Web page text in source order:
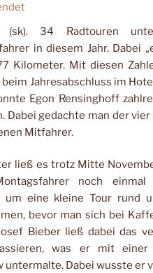
(sk). 34 Radtouren
in diesem Jahr. Dabei
Kilometer. Mit diesen
Jahresabschluss im
Egon Rensinghoff
Dabei gedachte man der
Mitfahrer.
ließ es trotz Mitte
noch
um eine kleine Tour rund
bevor man sich bei
Bieber ließ dabei das
was er mit einer
untermalte. Dabei wusste er